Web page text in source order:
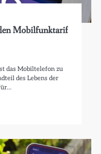
Mobilfunktarif
das Mobiltelefon zu
des Lebens der